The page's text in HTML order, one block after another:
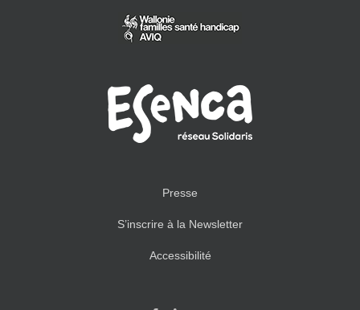
Presse
S’inscrire à la Newsletter
Accessibilité